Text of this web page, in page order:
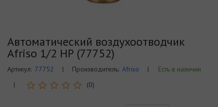
Автоматический воздухоотводчик
Afriso 1/2 НР (77752)
Артикул: 77752 | Производитель: Afriso |
Есть в наличии
|
(0)